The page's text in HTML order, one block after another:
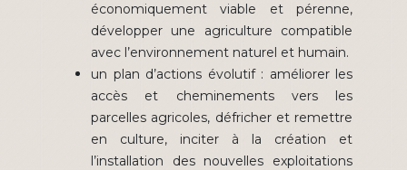
économiquement viable et pérenne,
développer une agriculture compatible
avec l’environnement naturel et humain.
un plan d’actions évolutif : améliorer les
accès et cheminements vers les
parcelles agricoles, défricher et remettre
en culture, inciter à la création et
l’installation des nouvelles exploitations